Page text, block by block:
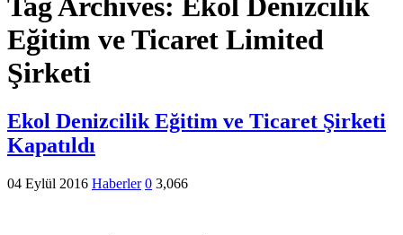
Tag Archives: Ekol Denizcilik
Eğitim ve Ticaret Limited
Şirketi
Ekol Denizcilik Eğitim ve Ticaret Şirketi
Kapatıldı
04 Eylül 2016 Haberler 0 3,066